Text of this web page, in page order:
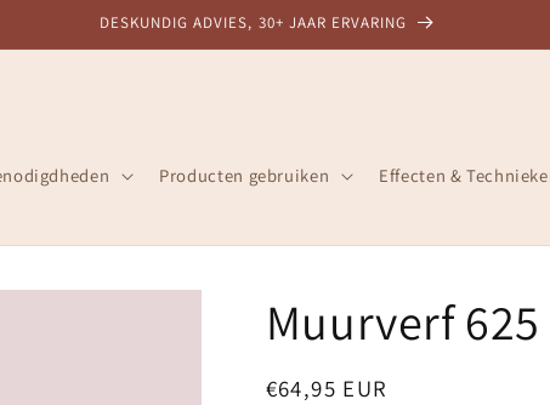
DESKUNDIG ADVIES, 30+ JAAR ERVARING
Producten gebruiken Effecten &
Muurverf
Normale
€64,95 EUR